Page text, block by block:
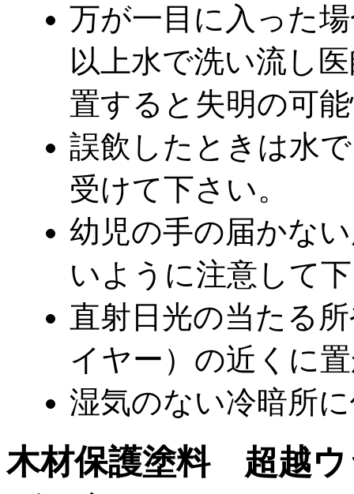
万が一目に入った
以上水で洗い流し
置すると失明の可
誤飲したときは水
受けて下さい。
幼児の手の届かな
いように注意して
直射日光の当たる
イヤー）の近くに
湿気のない冷暗所
木材保護塗料 超越ウ